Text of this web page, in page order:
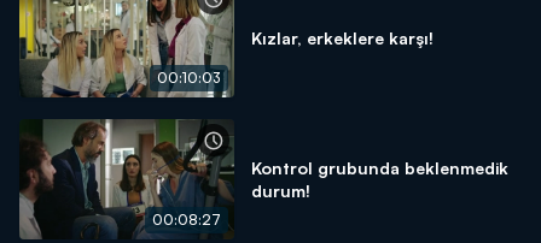
00:10:03
Kızlar, erkeklere karşı!
00:08:27
Kontrol grubunda beklenmedik
durum!